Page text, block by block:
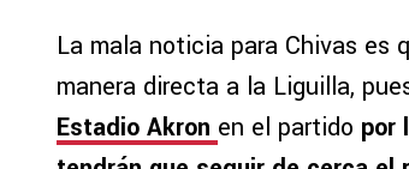
La mala noticia para Chivas es
manera directa a la Liguilla,
Estadio Akron en el partido por